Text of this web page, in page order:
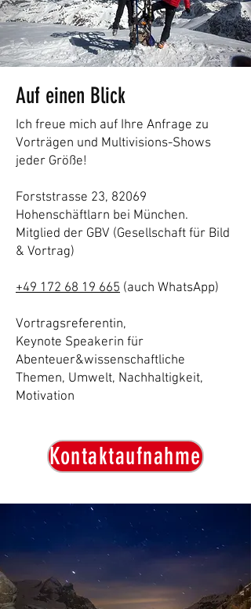
Auf einen Blick
Ich freue mich auf Ihre Anfrage zu
Vorträgen und Multivisions-Shows
jeder Größe!
Forststrasse 23, 82069
Hohenschäftlarn bei München.
Mitglied der GBV (Gesellschaft für Bild
& Vortrag)
+49 172 68 19 665 (auch WhatsApp)
Vortragsreferentin,
Keynote Speakerin für
Abenteuer&wissenschaftliche
Themen, Umwelt, Nachhaltigkeit,
Motivation
Kontaktaufnahme